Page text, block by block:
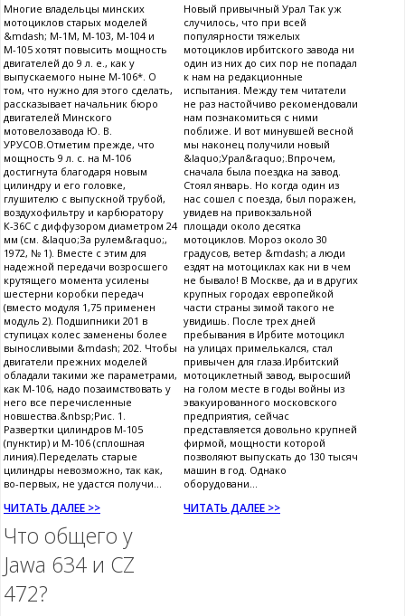
Многие владельцы минских
мотоциклов старых моделей
&mdash; М-1М, М-103, М-104 и
М-105 хотят повысить мощность
двигателей до 9 л. е., как у
выпускаемого ныне М-106*. О
том, что нужно для этого сделать,
рассказывает начальник бюро
двигателей Минского
мотовелозавода Ю. В.
УРУСОВ.Отметим прежде, что
мощность 9 л. с. на М-106
достигнута благодаря новым
цилиндру и его головке,
глушителю с выпускной трубой,
воздухофильтру и карбюратору
К-36С с диффузором диаметром 24
мм (см. &laquo;За рулем&raquo;,
1972, № 1). Вместе с этим для
надежной передачи возросшего
крутящего момента усилены
шестерни коробки передач
(вместо модуля 1,75 применен
модуль 2). Подшипники 201 в
ступицах колес заменены более
выносливыми &mdash; 202. Чтобы
двигатели прежних моделей
обладали такими же параметрами,
как М-106, надо позаимствовать у
него все перечисленные
новшества.&nbsp;Рис. 1.
Развертки цилиндров М-105
(пунктир) и М-106 (сплошная
линия).Переделать старые
цилиндры невозможно, так как,
во-первых, не удастся получи...
ЧИТАТЬ ДАЛЕЕ >>
Новый привычный Урал Так уж
случилось, что при всей
популярности тяжелых
мотоциклов ирбитского завода ни
один из них до сих пор не попадал
к нам на редакционные
испытания. Между тем читатели
не раз настойчиво рекомендовали
нам познакомиться с ними
поближе. И вот минувшей весной
мы наконец получили новый
&laquo;Урал&raquo;.Впрочем,
сначала была поездка на завод.
Стоял январь. Но когда один из
нас сошел с поезда, был поражен,
увидев на привокзальной
площади около десятка
мотоциклов. Мороз около 30
градусов, ветер &mdash; а люди
ездят на мотоциклах как ни в чем
не бывало! В Москве, да и в других
крупных городах европейкой
части страны зимой такого не
увидишь. После трех дней
пребывания в Ирбите мотоцикл
на улицах примелькался, стал
привычен для глаза.Ирбитский
мотоциклетный завод, выросший
на голом месте в годы войны из
эвакуированного московского
предприятия, сейчас
представляется довольно крупней
фирмой, мощности которой
позволяют выпускать до 130 тысяч
машин в год. Однако
оборудовани...
ЧИТАТЬ ДАЛЕЕ >>
Что общего у
Jawa 634 и CZ
472?